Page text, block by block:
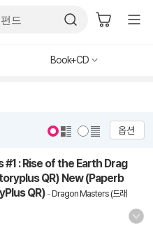
Book+CD
옵션
: Rise of the Earth Drag
QR) New (Paperb
QR) -Dragon Masters (드래